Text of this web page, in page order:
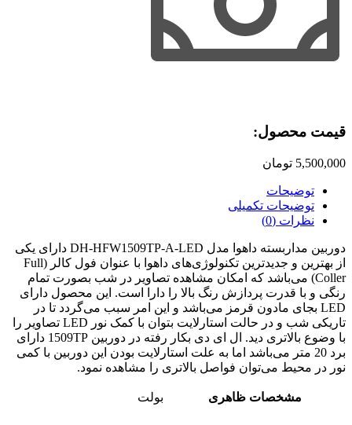
قیمت محصول:​
5,500,000 تومان
توضیحات
توضیحات تکمیلی
نظرات (0)
دوربین مداربسته داهوا مدل DH-HFW1509TP-A-LED دارای یکی
از بهترین و جدیدترین تکنولوژی‌های داهوا با عنوان فول کالر (Full
Coller) می‌باشد که امکان مشاهده تصاویر در شب بصورت تمام
رنگی و با قدرت پردازش رنگ بالا را دارا است. این محصول دارای
LED بجای مادون قرمز می‌باشد و این امر سبب می‌گردد تا در
تاریکی شب و در حالت استارلایت بتوان با کمک نور LED تصاویر را
با وضوع بالاتری دید. ال ای دی بکار رفته در دوربین 1509TP دارای
برد 20 متر می‌باشد اما به علت استارلایت بودن این دوربین با کمی
نور در محیط می‌توان فواصل بالاتری را مشاهده نمود.
مشخصات ظاهری بولت